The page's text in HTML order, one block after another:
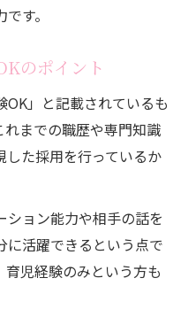
す。
のポイント
」と記載されているも
までの職歴や専門知識
た採用を行っているか
ョン能力や相手の話を
に活躍できるという点で
児経験のみという方も